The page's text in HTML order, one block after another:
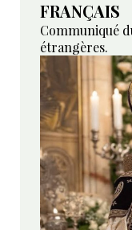
FRANÇAIS
Communiqué
étrangères.